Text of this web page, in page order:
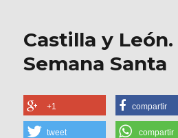
Castilla y
Semana Santa
+1 compartir
tweet compartir